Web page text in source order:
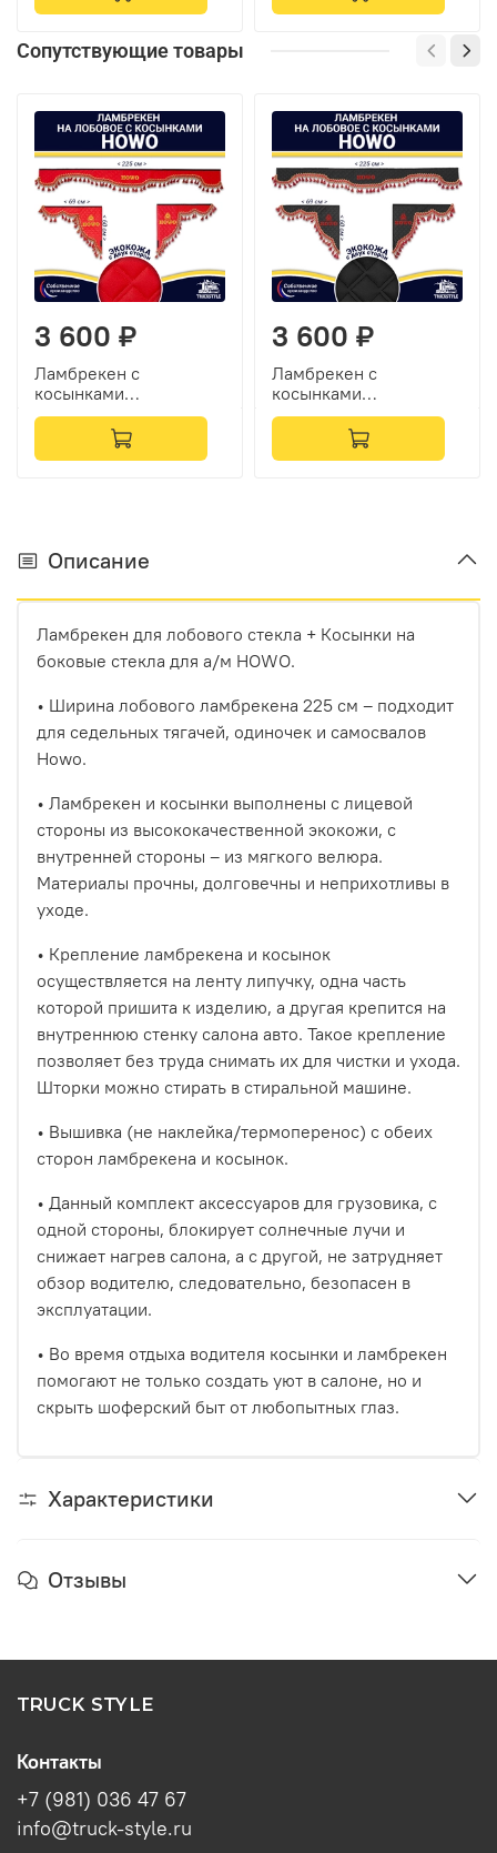
Сопутствующие товары
3 600 ₽
Ламбрекен с
косынками
двусторонние Howo
(экокожа, красный,
красные кисточки)
3 600 ₽
Ламбрекен с
косынками
двусторонние Howo
(экокожа, черный,
красные кисточки)
Описание
Ламбрекен для лобового стекла + Косынки на
боковые стекла для а/м HOWO.
• Ширина лобового ламбрекена 225 см – подходит
для седельных тягачей, одиночек и самосвалов
Howo.
• Ламбрекен и косынки выполнены с лицевой
стороны из высококачественной экокожи, с
внутренней стороны – из мягкого велюра.
Материалы прочны, долговечны и неприхотливы в
уходе.
• Крепление ламбрекена и косынок
осуществляется на ленту липучку, одна часть
которой пришита к изделию, а другая крепится на
внутреннюю стенку салона авто. Такое крепление
позволяет без труда снимать их для чистки и ухода.
Шторки можно стирать в стиральной машине.
• Вышивка (не наклейка/термоперенос) с обеих
сторон ламбрекена и косынок.
• Данный комплект аксессуаров для грузовика, с
одной стороны, блокирует солнечные лучи и
снижает нагрев салона, а с другой, не затрудняет
обзор водителю, следовательно, безопасен в
эксплуатации.
• Во время отдыха водителя косынки и ламбрекен
помогают не только создать уют в салоне, но и
скрыть шоферский быт от любопытных глаз.
Характеристики
Отзывы
TRUCK STYLE
Контакты
+7 (981) 036 47 67
info@truck-style.ru